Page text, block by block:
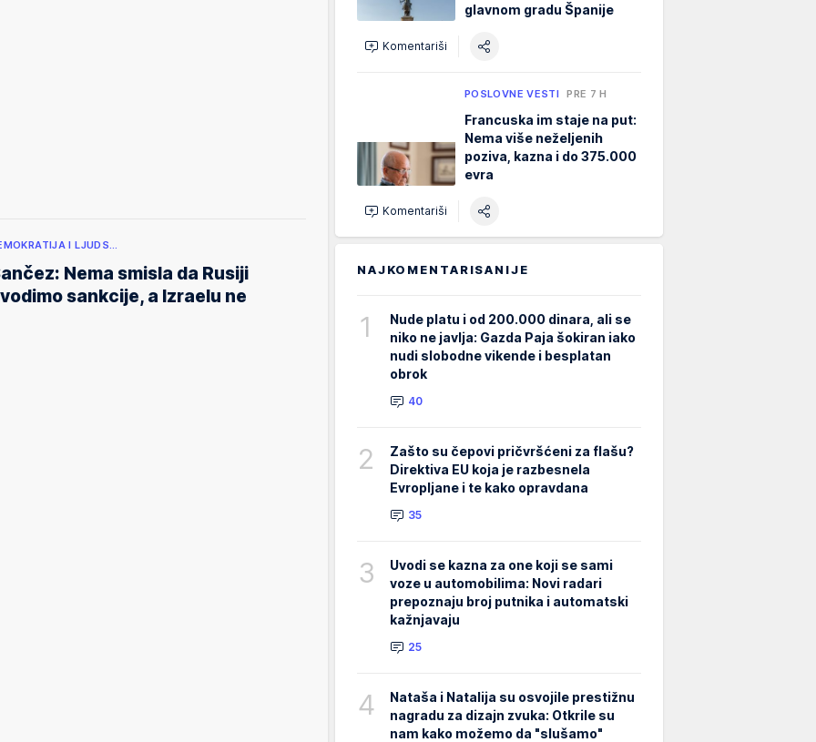
I LJUDS…
Nema smisla da Rusiji
sankcije, a Izraelu ne
glavnom gradu Španije
Komentariši
POSLOVNE VESTI PRE 7 H
Francuska im staje na put:
Nema više neželjenih
poziva, kazna i do 375.000
evra
Komentariši
NAJKOMENTARISANIJE
1
Nude platu i od 200.000 dinara, ali se
niko ne javlja: Gazda Paja šokiran iako
nudi slobodne vikende i besplatan
obrok
40
2
Zašto su čepovi pričvršćeni za flašu?
Direktiva EU koja je razbesnela
Evropljane i te kako opravdana
35
3
Uvodi se kazna za one koji se sami
voze u automobilima: Novi radari
prepoznaju broj putnika i automatski
kažnjavaju
25
4
Nataša i Natalija su osvojile prestižnu
nagradu za dizajn zvuka: Otkrile su
nam kako možemo da "slušamo"